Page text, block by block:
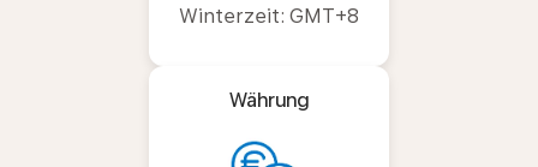
Winterzeit: GMT+8
Währung